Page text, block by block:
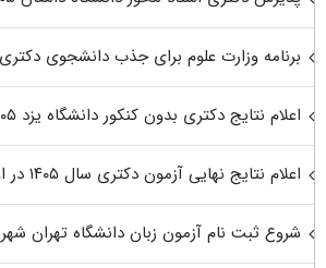
برنامه وزارت علوم برای جذب دانشجوی
اعلام نتایج دکتری بدون کنکور دانشگاه یزد ۱۴۰۵
اعلام نتایج نهایی آزمون دکتری سال ۱۴۰۵ در اواخر مرداد
شروع ثبت نام آزمون زبان دانشگاه تهران شهریور